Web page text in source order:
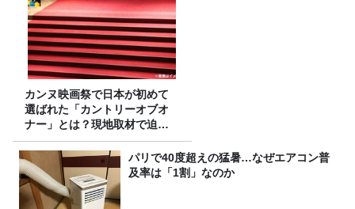
カンヌ映画祭で日本が初めて
選ばれた「カントリーオブオ
ナー」とは？現地取材で迫る
選出の意味
パリで40度超えの猛暑…なぜエアコン普
及率は「1割」なのか